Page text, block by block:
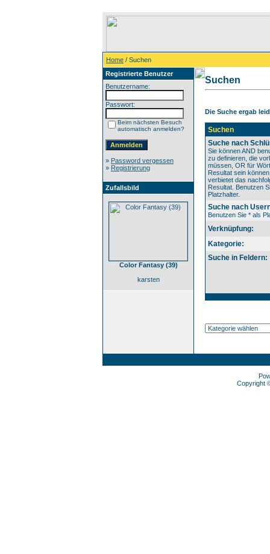
Home / Suchen
Registrierte Benutzer
Benutzername:
Passwort:
Beim nächsten Besuch
automatisch anmelden?
» Password vergessen
» Registrierung
Zufallsbild
Color Fantasy (39)
karsten
Suchen
Die Suche ergab
Suchen
Suche nach
Sie können AND
zu definieren, die
müssen, OR für
Resultat sein
verbietet das
Resultat. Benutzen
Platzhalter.
Suche nach
Benutzen Sie * als
Verknüpfung:
Kategorie:
Suche in Feldern:
Copyright